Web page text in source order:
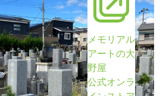
メモリアル
アートの大
野屋
公式オンラ